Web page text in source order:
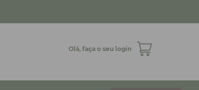
Olá, faça o seu login